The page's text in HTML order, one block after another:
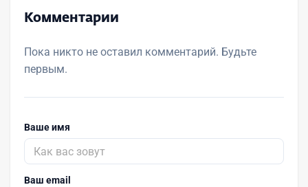
Комментарии
Пока никто не оставил комментарий. Будьте
первым.
Ваше имя
Ваш email